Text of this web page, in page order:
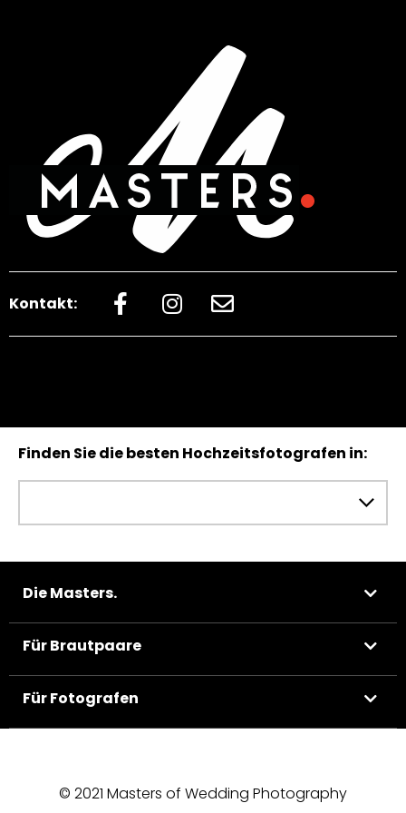
Kontakt:
Finden Sie die besten Hochzeitsfotografen in:
Die Masters.
Für Brautpaare
Für Fotografen
© 2021 Masters of Wedding Photography